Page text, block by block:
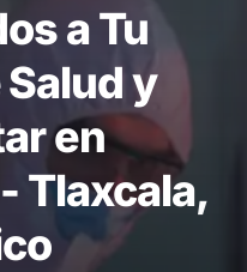
a Tu
y
en
Tlaxcala,